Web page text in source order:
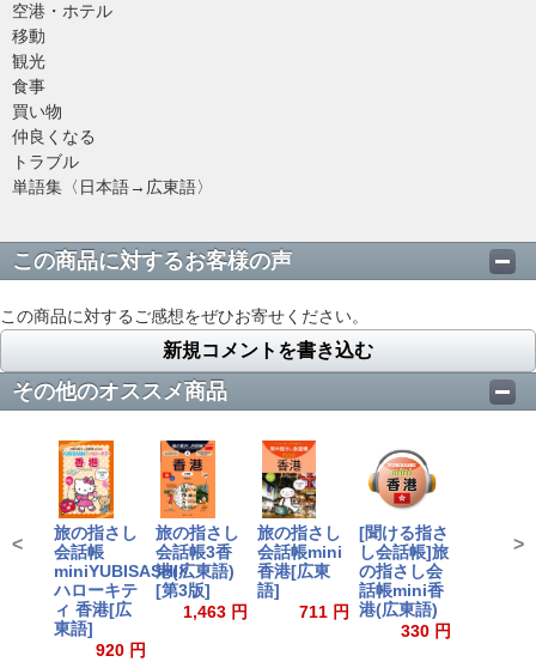
空港・ホテル
移動
観光
食事
買い物
仲良くなる
トラブル
単語集〈日本語→広東語〉
この商品に対するお客様の声
この商品に対するご感想をぜひお寄せください。
新規コメントを書き込む
その他のオススメ商品
旅の指さし
会話帳
miniYUBISASHI×
ハローキテ
ィ 香港[広
東語]
920 円
旅の指さし
会話帳3香
港(広東語)
[第3版]
1,463 円
旅の指さし
会話帳mini
香港[広東
語]
711 円
[聞ける指さ
し会話帳]旅
の指さし会
話帳mini香
港(広東語)
330 円
< >